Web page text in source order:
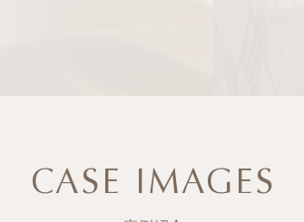
CASE IMAGES